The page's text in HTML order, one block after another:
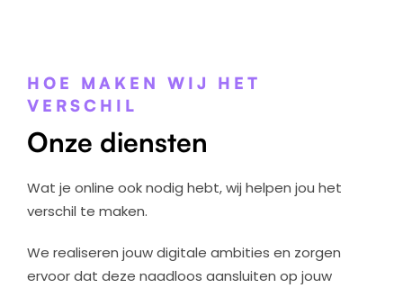
HOE MAKEN WIJ HET
VERSCHIL
Onze diensten
Wat je online ook nodig hebt, wij helpen jou het
verschil te maken.
We realiseren jouw digitale ambities en zorgen
ervoor dat deze naadloos aansluiten op jouw